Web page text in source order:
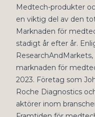
Medtech-produkter
en viktig del av den
Marknaden för
stadigt år efter år.
marknaden för
2023. Företag som
Roche Diagnostics
aktörer inom